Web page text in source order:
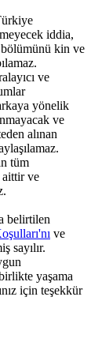
iddia,
bölümünü kin ve
ve
yönelik
ve
alınan
tüm
aittir ve
belirtilen
ve
sayılır.
yaşama
için teşekkür